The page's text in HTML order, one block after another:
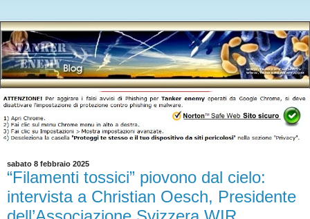
sabato 8 febbraio 2025
“Filamenti tossici” piovono dal cielo:
intervista a Christian Oesch, Presidente